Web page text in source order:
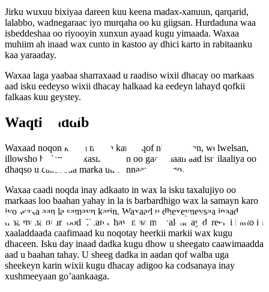
Jirku wuxuu bixiyaa dareen kuu keena madax-xanuun, qarqarid,
lalabbo, wadnegaraac iyo murqaha oo ku giigsan. Hurdaduna waa
isbeddeshaa oo riyooyin xunxun ayaad kugu yimaada. Waxaa
muhiim ah inaad wax cunto in kastoo ay dhici karto in rabitaanku
kaa yaraaday.
Waxaa laga yaabaa sharraxaad u raadiso wixii dhacay oo markaas
aad isku eedeyso wixii dhacay halkaad ka eedeyn lahayd qofkii
falkaas kuu geystey.
Waqti kaddib
Waxaad noqon kartaa noqon kartaa qof niyadjabsan, welwelsan,
illowsho badan, aan xasillooneyn oo gaar ahaan aad isu ilaaliya oo
dhaqso u cabsooda marka uu bannaanka joogo.
Waxaa caadi noqda inay adkaato in wax la isku taxalujiyo oo
markaas loo baahan yahay in la is barbardhigo wax la samayn karo
iyo waxa aan la samayn karin. Waxaad u dhexeyneysaa inaad
maalmaha qaarkood fiican tahay, maalmo kalena ay dareemi karto in
xaaladdaada caafimaad ku noqotay heerkii markii wax kugu
dhaceen. Isku day inaad dadka kugu dhow u sheegato caawimaadda
aad u baahan tahay. U sheeg dadka in aadan qof walba uga
sheekeyn karin wixii kugu dhacay adigoo ka codsanaya inay
xushmeeyaan go’aankaaga.